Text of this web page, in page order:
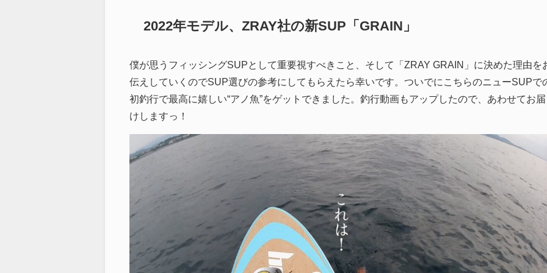
2022年モデル、ZRAY社の新SUP「GRAIN」
僕が思うフィッシングSUPとして重要視すべきこと、そして「ZRAY GRAIN」に決めた理由を
伝えしていくのでSUP選びの参考にしてもらえたら幸いです。ついでにこちらのニューSUPで
初釣行で最高に嬉しい“アノ魚”をゲットできました。釣行動画もアップしたので、あわせてお届
けしますっ！